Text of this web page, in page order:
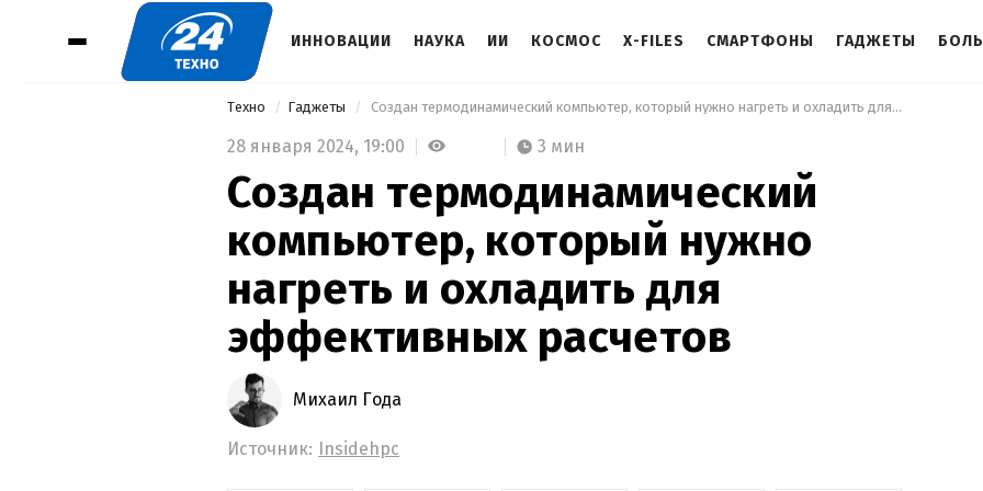
ИННОВАЦИИ НАУКА ИИ КОСМОС X-FILES СМАРТФОНЫ ГАДЖЕТЫ
Техно Гаджеты Создан термодинамический компьютер, который нужно нагреть и охладить для эффективных расчетов
28 января 2024, 19:00 3 мин
Создан термодинамический
компьютер, который нужно
нагреть и охладить для
эффективных расчетов
Михаил Года
Источник: Insidehpc